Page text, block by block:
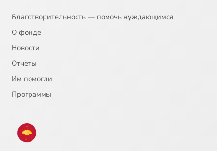
Благотворительность — помочь нуждающимся
О фонде
Новости
Отчёты
Им помогли
Программы